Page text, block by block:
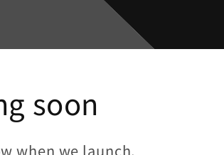
soon
when we launch.